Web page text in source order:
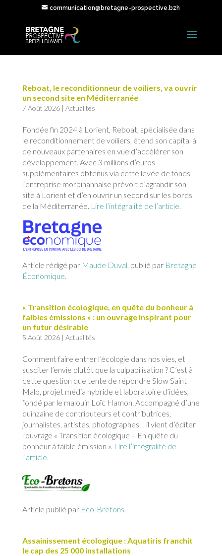
communication@bretagne-prospective.bzh
Reboat, le reconditionneur de voiliers, va ouvrir
un second site en Méditerranée
7 Août 2026| Actualités
Fondée fin 2024 à Lorient, Reboat, spécialisée dans
le reconditionnement de voiliers, étend son capital à
de nouveaux partenaires en vue d’accélérer son
développement. Avec 3 millions d’euros
supplémentaires obtenus via cette levée de fonds,
l’entreprise morbihannaise prévoit d’agrandir son
site à Lorient et d’en ouvrir un second sur les bords
de la Méditerranée. Lire l’intégralité de l’article.
Article rédigé par Maude Duval, publié par Bretagne
Économique.
« Transition écologique, en quête du bonheur à
faibles émissions » : un ouvrage inspirant pour
un futur désirable
5 Août 2026| Actualités
Comment faire entrer l’écologie dans nos vies, et
susciter l’envie plutôt que la culpabilisation ? C’est à
cette question que tente de répondre Slow Saint
Malo, projet média hybride et laboratoire d’idées,
fondé par le malouin Loïc Hamon. Accompagné d’une
quinzaine de contributeurs et contributrices,
journalistes, artistes, photographes… il vient d’éditer
l’ouvrage « Transition écologique – En quête du
bonheur à faible émission ». Lire l’intégralité de
l’article.
Article publié par Eco-Bretons.
Assainissement écologique : Aquatiris franchit
le cap des 25 000 installations